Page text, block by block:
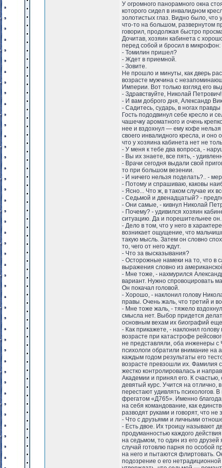
У огромного панорамного окна
которого сидел в инвалидном
золотистых глаз. Видно было,
что-то на большом, развернутом
говорил, продолжая быстро
Дочитав, хозяин кабинета с
перед собой и бросил в микрофон:
- Томилин пришел?
- Ждет в приемной.
- Зовите.
Не прошло и минуты, как дверь
возрасте мужчина с
Империи. Вот только взгляд его
- Здравствуйте, Николай
- И вам доброго дня, Александр
- Садитесь, сударь, в ногах правды
Гость пододвинул себе кресло и
чашечку ароматного и очень
нее и вздохнул — ему кофе
своего инвалидного кресла, и
что у хозяина кабинета нет не
- У меня к тебе два вопроса, -
- Вы их знаете, все пять, -
- Врачи сегодня выдали свой
то при большом везении.
- И ничего нельзя поделать?.. -
- Потому и спрашиваю, каковы
- Ясно... Что ж, в таком случае их
- Седьмой и двенадцатый? -
- Они самые, - кивнул Николай
- Почему? - удивился хозяин
ситуацию. Да и порешительнее он.
- Дело в том, что у него в
возникает ощущение, что
такую мысль. Затем он словно
то, чего от него ждут.
- Что за высказывания?
- Осторожные намеки на то, что в
выражения словно из
- Мне тоже, - нахмурился
вариант. Нужно спровоцировать
Он покачал головой.
- Хорошо, - наклонил голову
правы. Очень жаль, что третий и
- Мне тоже жаль, - тяжело
смысла нет. Выбор придется
основным вехам их биографий
- Как прикажете, - наклонил
возрасте при катастрофе
не представляли, оба инженеры с
психологи обратили внимание на
каждым годом результаты его
возрасте превзошли их. Фамилия
жестко контролировалась и
Академии и принял его. К
девятый курс. Учится на
перестают удивлять психологов.
фрегатом «Д765». Именно
на себя командование, как
разводят руками и говорят, что не
- Что с друзьями и личными
- Есть двое. Их троицу называют
продуманностью каждого
на седьмом, то один из его
случай готовлю парня по особой
на него и пытаются флиртовать.
подозрение о его